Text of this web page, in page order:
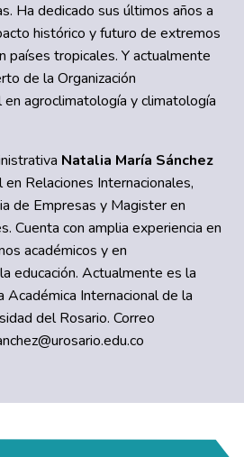
Ha dedicado sus últimos años a
histórico y futuro de extremos
países tropicales. Y actualmente
de la Organización
agroclimatología y climatología
Natalia María Sánchez
Relaciones Internacionales,
de Empresas y Magister en
Cuenta con amplia experiencia en
académicos y en
educación. Actualmente es la
Académica Internacional de la
del Rosario. Correo